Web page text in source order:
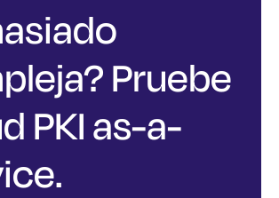
Pruebe
PKI as-a-